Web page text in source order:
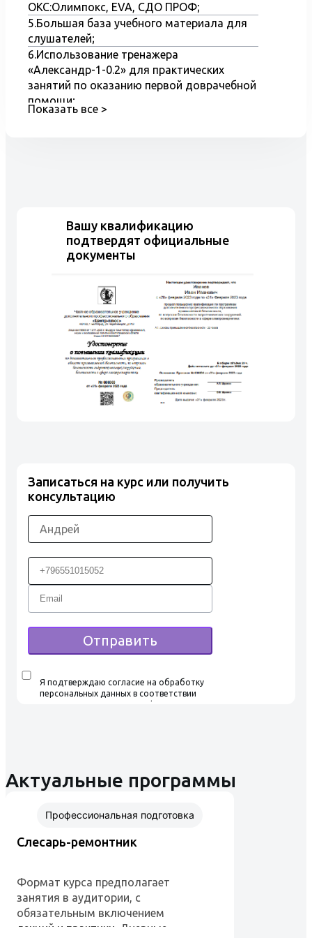
назначенную дату экзамена проходит тесты в
Олимпокс.
УЦ Центр-плюс установил в программу огромное
количество тестовых заданий, по различным
направлениям обучения.
Более подробно узнать о направлениях обучения в
Центр-плюс, Вы сможете позвонив нам.
ОКС:Олимпокс, EVA, СДО ПРОФ;
5.Большая база учебного материала для
слушателей;
6.Использование тренажера
«Александр-1-0.2» для практических
занятий по оказанию первой доврачебной
помощи;
7.Наглядные пособия и оборудование при
тренажерах.
Показать все >
Вашу квалификацию
подтвердят официальные
документы
Записаться на курс или получить
консультацию
Отправить
Я подтверждаю согласие на обработку
персональных данных в соответствии
с условиями Политики конфиденциальности,
Актуальные программы
Профессиональная подготовка
Слесарь-ремонтник
Формат курса предполагает
занятия в аудитории, с
обязательным включением
лекций и практики. Дневные